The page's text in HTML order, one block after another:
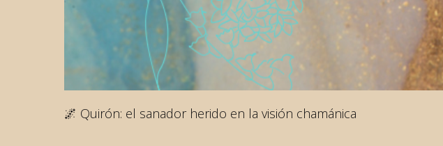
🌌 Quirón: el sanador herido en la visión chamánica